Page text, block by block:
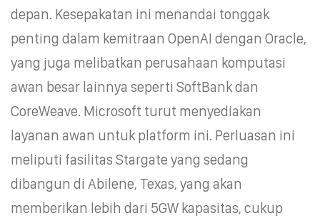
depan. Kesepakatan ini menandai tonggak
penting dalam kemitraan OpenAI dengan Oracle,
yang juga melibatkan perusahaan komputasi
awan besar lainnya seperti SoftBank dan
CoreWeave. Microsoft turut menyediakan
layanan awan untuk platform ini. Perluasan ini
meliputi fasilitas Stargate yang sedang
dibangun di Abilene, Texas, yang akan
memberikan lebih dari 5GW kapasitas, cukup